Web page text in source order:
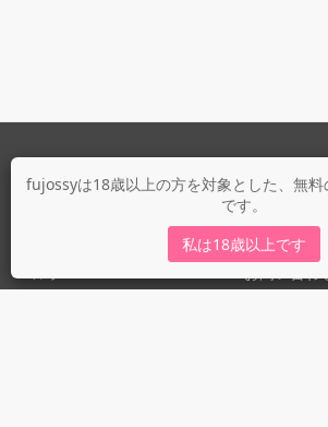
fujossyは18歳以上の方を対象とした、無料
です。
私は18歳以上です
fujossyについて
fujossy運営